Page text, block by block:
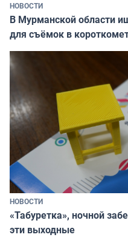
НОВОСТИ
В Мурманской области
для съёмок в
НОВОСТИ
«Табуретка», ночной
эти выходные